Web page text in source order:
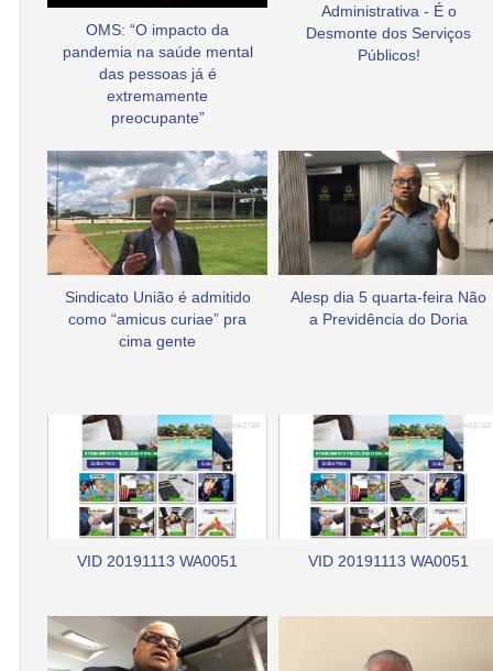
OMS: “O impacto da
pandemia na saúde mental
das pessoas já é
extremamente
preocupante”
Administrativa - É o
Desmonte dos Serviços
Públicos!
Sindicato União é admitido
como “amicus curiae” pra
cima gente
Alesp dia 5 quarta-feira Não
a Previdência do Doria
VID 20191113 WA0051 VID 20191113 WA0051